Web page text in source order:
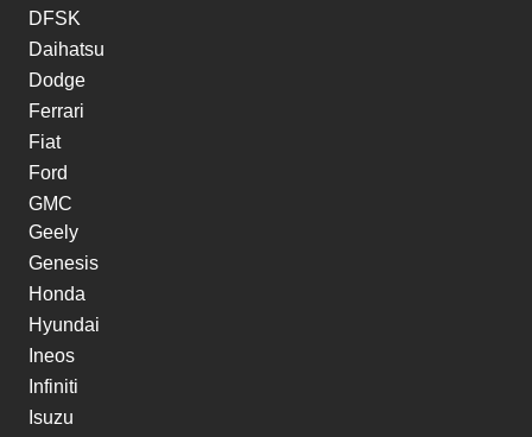
DFSK
Daihatsu
Dodge
Ferrari
Fiat
Ford
GMC
Geely
Genesis
Honda
Hyundai
Ineos
Infiniti
Isuzu